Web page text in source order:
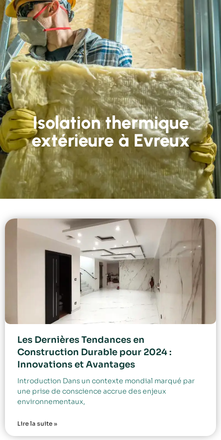
Isolation thermique
extérieure à Evreux
Les Dernières Tendances en
Construction Durable pour 2024 :
Innovations et Avantages
Introduction Dans un contexte mondial marqué par
une prise de conscience accrue des enjeux
environnementaux,
Lire la suite »